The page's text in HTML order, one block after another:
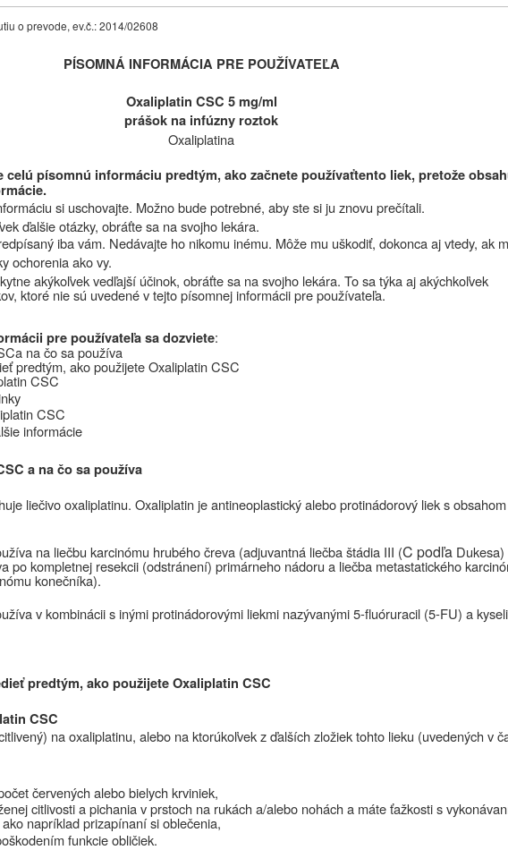
o prevode, ev.č.: 2014/02608
PÍSOMNÁ INFORMÁCIA PRE POUŽÍVATEĽA
Oxaliplatin CSC 5 mg/ml
prášok na infúzny roztok
Oxaliplatina
celú písomnú informáciu predtým, ako začnete používaťtento liek, pretože
si uschovajte. Možno bude potrebné, aby ste si ju znovu prečítali.
ďalšie otázky, obráťte sa na svojho lekára.
iba vám. Nedávajte ho nikomu inému. Môže mu uškodiť, dokonca aj vtedy, ak
ochorenia ako vy.
akýkoľvek vedľajší účinok, obráťte sa na svojho lekára. To sa týka aj akýchkoľvek
ktoré nie sú uvedené v tejto písomnej informácii pre používateľa.
pre používateľa sa dozviete:
a na čo sa používa
predtým, ako použijeteOxaliplatin CSC
CSC
CSC
informácie
a na čo sa používa
liečivo oxaliplatinu. Oxaliplatin je antineoplastický alebo protinádorový liek s obsahom
na liečbu karcinómu hrubého čreva (adjuvantná liečba štádia III (C podľa Dukesa)
po kompletnej resekcii (odstránení) primárneho nádoru a liečba metastatického
konečníka).
v kombinácii s inými protinádorovými liekmi nazývanými 5-fluóruracil (5-FU) a
predtým, ako použijete Oxaliplatin CSC
CSC
na oxaliplatinu, alebo na ktorúkoľvek z ďalších zložiek tohto lieku (uvedených v
červených alebo bielych krviniek,
citlivosti a pichania v prstoch na rukách a/alebo nohách a máteťažkosti s
napríkladprizapínaní si oblečenia,
funkcie obličiek.